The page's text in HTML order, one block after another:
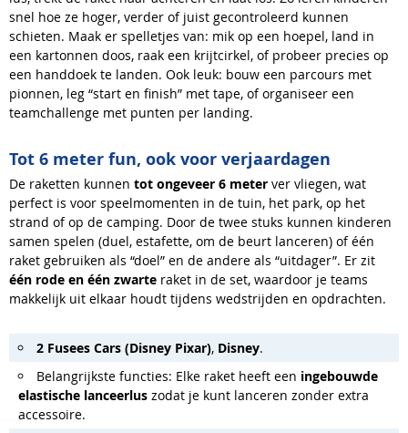
snel hoe ze hoger, verder of juist gecontroleerd kunnen
schieten. Maak er spelletjes van: mik op een hoepel, land in
een kartonnen doos, raak een krijtcirkel, of probeer precies op
een handdoek te landen. Ook leuk: bouw een parcours met
pionnen, leg “start en finish” met tape, of organiseer een
teamchallenge met punten per landing.
Tot 6 meter fun, ook voor verjaardagen
De raketten kunnen tot ongeveer 6 meter ver vliegen, wat
perfect is voor speelmomenten in de tuin, het park, op het
strand of op de camping. Door de twee stuks kunnen kinderen
samen spelen (duel, estafette, om de beurt lanceren) of één
raket gebruiken als “doel” en de andere als “uitdager”. Er zit
één rode en één zwarte raket in de set, waardoor je teams
makkelijk uit elkaar houdt tijdens wedstrijden en opdrachten.
2 Fusees Cars (Disney Pixar), Disney.
Belangrijkste functies: Elke raket heeft een ingebouwde
elastische lanceerlus zodat je kunt lanceren zonder extra
accessoire.